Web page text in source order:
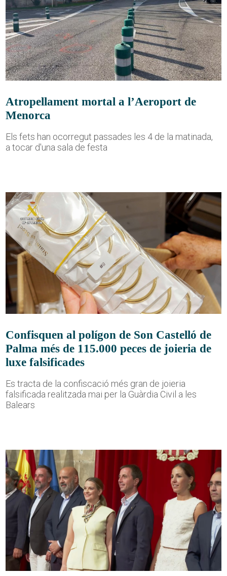
Atropellament mortal a l’Aeroport de
Menorca
Els fets han ocorregut passades les 4 de la matinada,
a tocar d'una sala de festa
Confisquen al polígon de Son Castelló de
Palma més de 115.000 peces de joieria de
luxe falsificades
Es tracta de la confiscació més gran de joieria
falsificada realitzada mai per la Guàrdia Civil a les
Balears